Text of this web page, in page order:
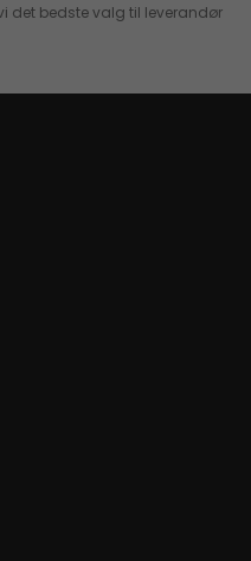
det bedste valg til leverandør